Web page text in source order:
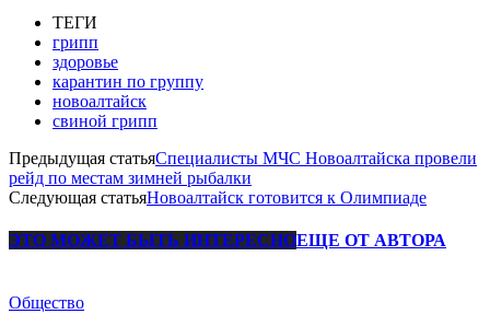
ТЕГИ
грипп
здоровье
карантин по группу
новоалтайск
свиной грипп
Предыдущая статьяСпециалисты МЧС Новоалтайска провели
рейд по местам зимней рыбалки
Следующая статьяНовоалтайск готовится к Олимпиаде
ЭТО МОЖЕТ БЫТЬ ИНТЕРЕСНОЕЩЕ ОТ АВТОРА
Общество